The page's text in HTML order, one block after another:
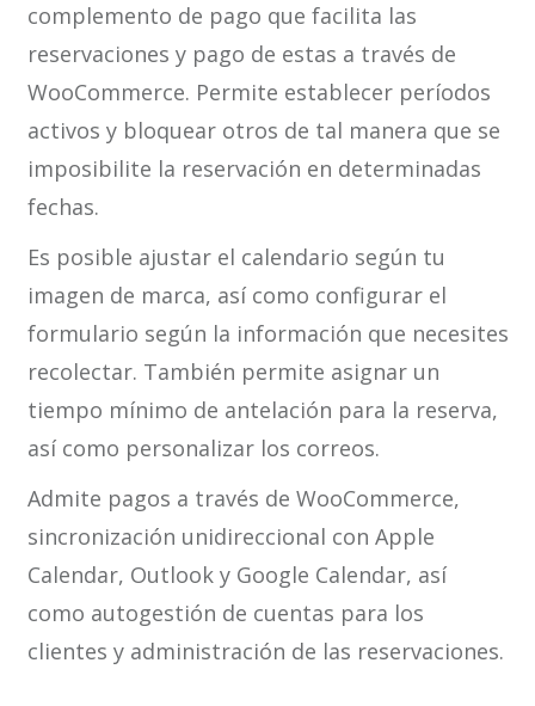
complemento de pago que facilita las
reservaciones y pago de estas a través de
WooCommerce. Permite establecer períodos
activos y bloquear otros de tal manera que se
imposibilite la reservación en determinadas
fechas.
Es posible ajustar el calendario según tu
imagen de marca, así como configurar el
formulario según la información que necesites
recolectar. También permite asignar un
tiempo mínimo de antelación para la reserva,
así como personalizar los correos.
Admite pagos a través de WooCommerce,
sincronización unidireccional con Apple
Calendar, Outlook y Google Calendar, así
como autogestión de cuentas para los
clientes y administración de las reservaciones.